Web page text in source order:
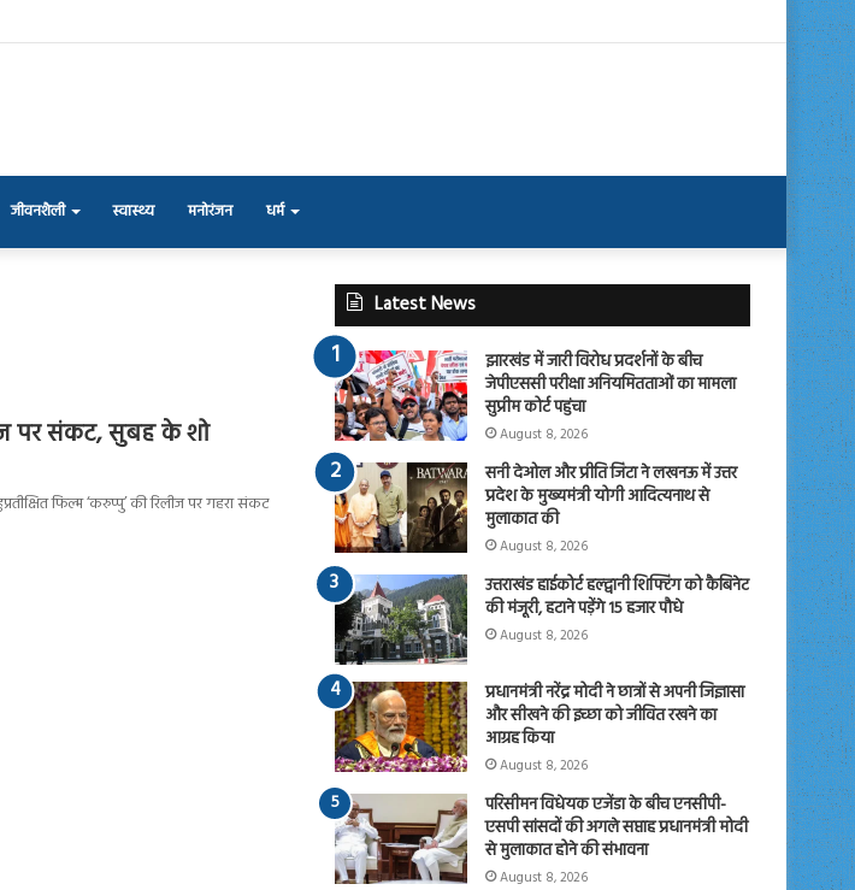
जीवनशैली स्वास्थ्य मनोरंजन धर्म
पर संकट, सुबह के शो
फिल्म ‘करुप्पु’ की रिलीज पर गहरा संकट
Latest News
झारखंड में जारी विरोध प्रदर्शनों के बीच
जेपीएससी परीक्षा अनियमितताओं का मामला
सुप्रीम कोर्ट पहुंचा
August 8, 2026
सनी देओल और प्रीति जिंटा ने लखनऊ में उत्तर
प्रदेश के मुख्यमंत्री योगी आदित्यनाथ से
मुलाकात की
August 8, 2026
उत्तराखंड हाईकोर्ट हल्द्वानी शिफ्टिंग को कैबिनेट
की मंजूरी, हटाने पड़ेंगे 15 हजार पौधे
August 8, 2026
प्रधानमंत्री नरेंद्र मोदी ने छात्रों से अपनी जिज्ञासा
और सीखने की इच्छा को जीवित रखने का
आग्रह किया
August 8, 2026
परिसीमन विधेयक एजेंडा के बीच एनसीपी-
एसपी सांसदों की अगले सप्ताह प्रधानमंत्री मोदी
से मुलाकात होने की संभावना
August 8, 2026